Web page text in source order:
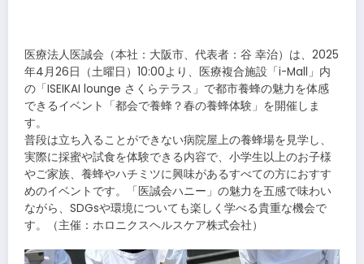
医療法人医誠会（本社：大阪市、代表者：谷 幸治）は、2025
年4月26日（土曜日）10:00より、医療複合施設「i-Mall」内
の「ISEIKAI lounge さくらテラス」で都市養蜂の魅力を体感
できるイベント「都会で養蜂？春の養蜂体験」を開催しま
す。
普段は立ち入ることができない病院屋上の養蜂場を見学し、
実際に採蜜や試食を体験できる内容で、小学生以上のお子様
やご家族、養蜂やハチミツに興味があるすべての方におすす
めのイベントです。「医誠会ハニー」の魅力を五感で味わい
ながら、SDGsや環境についても楽しく学べる貴重な機会で
す。（主催：ホロニクスヘルスケア株式会社）